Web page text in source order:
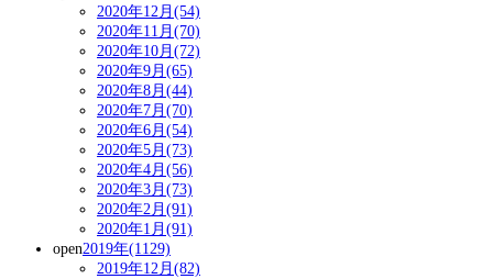
2020年12月(54)
2020年11月(70)
2020年10月(72)
2020年9月(65)
2020年8月(44)
2020年7月(70)
2020年6月(54)
2020年5月(73)
2020年4月(56)
2020年3月(73)
2020年2月(91)
2020年1月(91)
open2019年(1129)
2019年12月(82)